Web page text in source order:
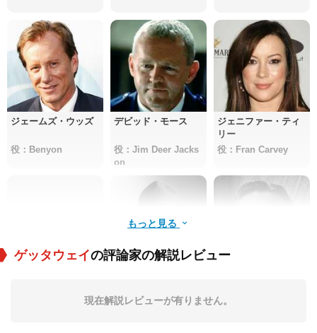
ジェームズ・ウッズ
役：Benyon
デビッド・モース
役：Jim Deer Jacks
on
ジェニファー・ティ
リー
役：Fran Carvey
役：Harold Carvey
役：Slim
役：Gollie
もっと見る
ゲッタウェイの評論家の解説レビュー
現在解説レビューが有りません。